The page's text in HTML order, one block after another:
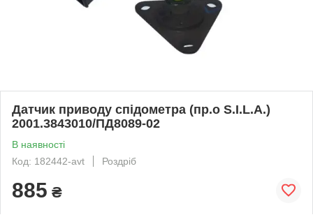
Датчик приводу спідометра (пр.о S.I.L.A.)
2001.3843010/ПД8089-02
В наявності
Код: 182442-avt
Роздріб
885 ₴